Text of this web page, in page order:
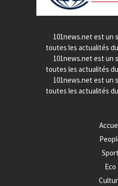
101news.net est un
toutes les actualités
101news.net est un
toutes les actualités
101news.net est un
toutes les actualités
Sport
Eco